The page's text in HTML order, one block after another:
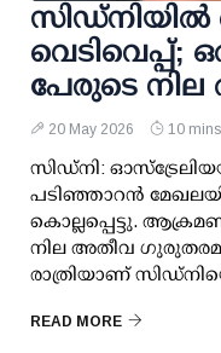
വെടിവെപ്പ്;
പേരുടെ
20 May 2026 10
സിഡ്‌നി:
പടിഞ്ഞാറൻ
കൊല്ലപ്പെട്ടു.
നില അതീവ
രാത്രിയാണ്
READ MORE